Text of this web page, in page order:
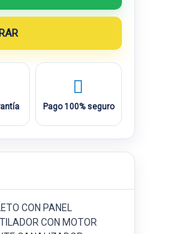
Pago 100% seguro
CON PANEL
CON MOTOR